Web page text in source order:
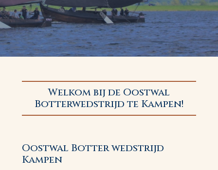
Welkom bij de Oostwal
Botterwedstrijd te Kampen!
Oostwal Botter wedstrijd
Kampen